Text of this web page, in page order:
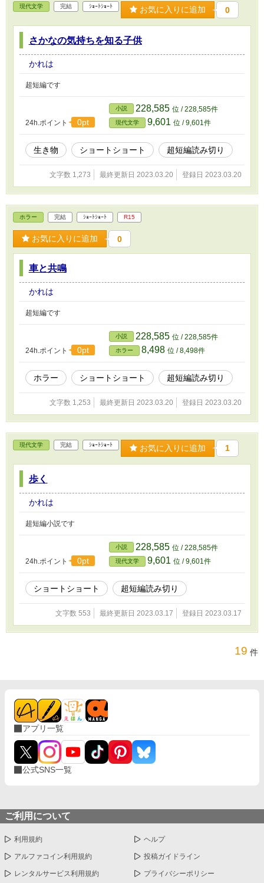
現代文学 完結 ｼｮｰﾄｼｮｰﾄ お気に入りに追加 0
さかなの気持ちを知る子供
かれは
超短編です
24h.ポイント 0pt
小説 228,585 位 / 228,585件
現代文学 9,601 位 / 9,601件
生き物 ショートショート 超短編読み切り
文字数 1,273 最終更新日 2023.03.20 登録日 2023.03.20
ホラー 完結 ｼｮｰﾄｼｮｰﾄ R15
お気に入りに追加 0
車と共鳴
かれは
超短編です
24h.ポイント 0pt
小説 228,585 位 / 228,585件
ホラー 8,498 位 / 8,498件
ホラー ショートショート 超短編読み切り
文字数 1,253 最終更新日 2023.03.20 登録日 2023.03.20
現代文学 完結 ｼｮｰﾄｼｮｰﾄ お気に入りに追加 1
歩く
かれは
超短編小説です
24h.ポイント 0pt
小説 228,585 位 / 228,585件
現代文学 9,601 位 / 9,601件
ショートショート 超短編読み切り
文字数 553 最終更新日 2023.03.17 登録日 2023.03.17
19 件
アプリ一覧
公式SNS一覧
ご利用について
利用規約 ヘルプ
アルファコイン利用規約 投稿ガイドライン
レンタルサービス利用規約 プライバシーポリシー